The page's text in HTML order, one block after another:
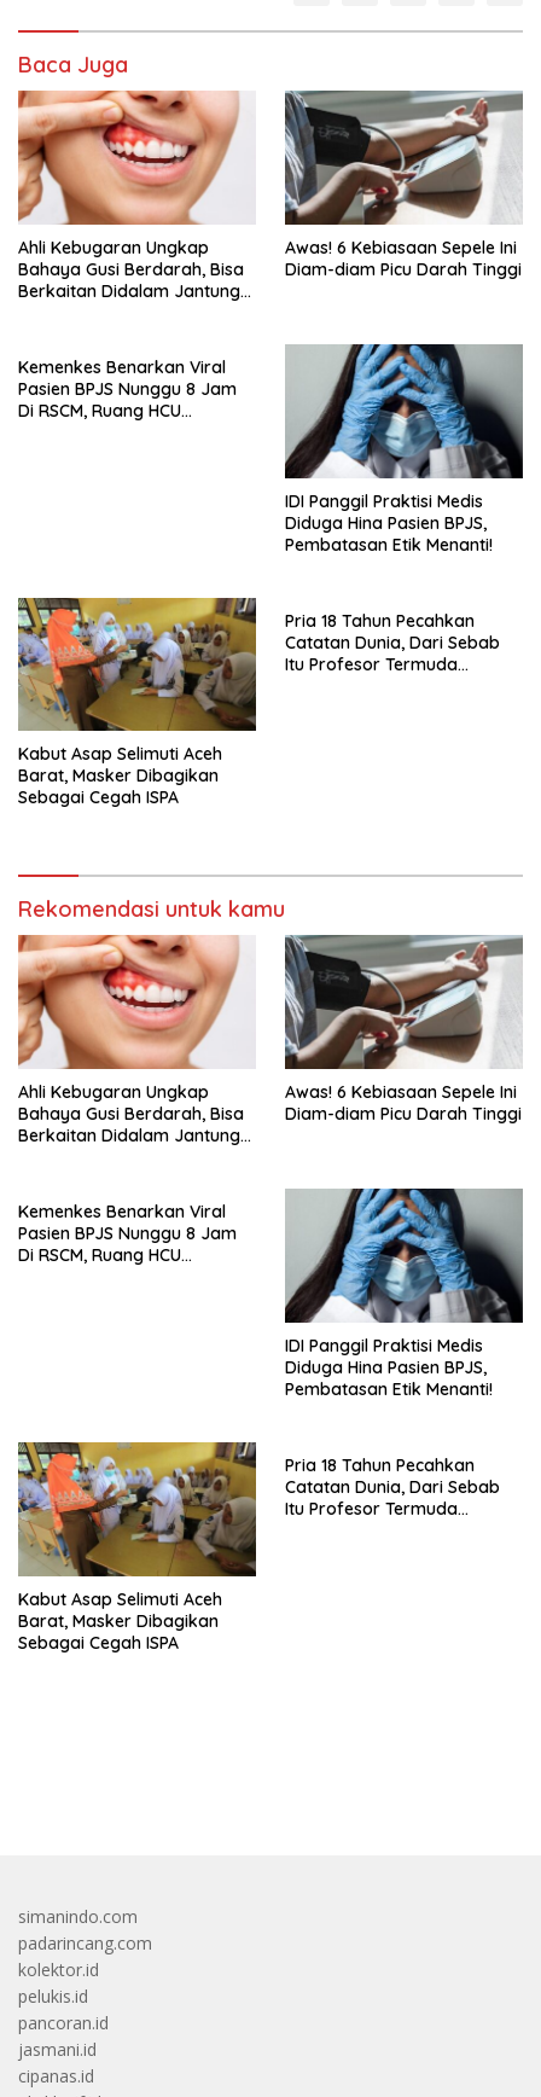
Baca Juga
Ahli Kebugaran Ungkap
Bahaya Gusi Berdarah, Bisa
Berkaitan Didalam Jantung
Awas! 6 Kebiasaan Sepele Ini
Diam-diam Picu Darah Tinggi
Kemenkes Benarkan Viral
Pasien BPJS Nunggu 8 Jam
Di RSCM, Ruang HCU
IDI Panggil Praktisi Medis
Diduga Hina Pasien BPJS,
Pembatasan Etik Menanti!
Kabut Asap Selimuti Aceh
Barat, Masker Dibagikan
Sebagai Cegah ISPA
Pria 18 Tahun Pecahkan
Catatan Dunia, Dari Sebab
Itu Profesor Termuda
Rekomendasi untuk kamu
Ahli Kebugaran Ungkap
Bahaya Gusi Berdarah, Bisa
Berkaitan Didalam Jantung
Awas! 6 Kebiasaan Sepele Ini
Diam-diam Picu Darah Tinggi
Kemenkes Benarkan Viral
Pasien BPJS Nunggu 8 Jam
Di RSCM, Ruang HCU
IDI Panggil Praktisi Medis
Diduga Hina Pasien BPJS,
Pembatasan Etik Menanti!
Kabut Asap Selimuti Aceh
Barat, Masker Dibagikan
Sebagai Cegah ISPA
Pria 18 Tahun Pecahkan
Catatan Dunia, Dari Sebab
Itu Profesor Termuda
simanindo.com
padarincang.com
kolektor.id
pelukis.id
pancoran.id
jasmani.id
cipanas.id